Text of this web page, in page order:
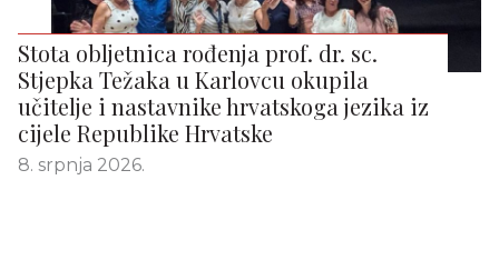
Stota obljetnica rođenja prof. dr. sc.
Stjepka Težaka u Karlovcu okupila
učitelje i nastavnike hrvatskoga jezika iz
cijele Republike Hrvatske
8. srpnja 2026.